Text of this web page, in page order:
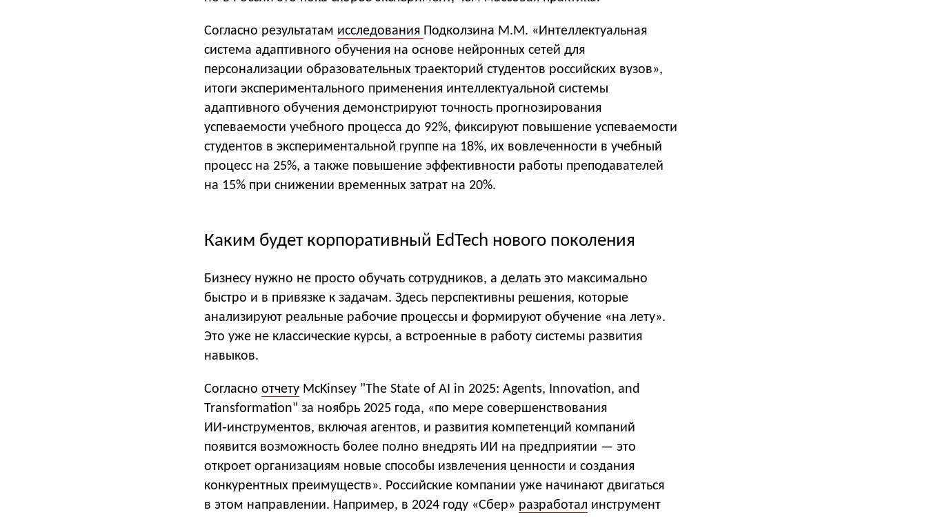
Согласно результатам исследования Подколзина М.М. «Интеллектуальная
система адаптивного обучения на основе нейронных сетей для
персонализации образовательных траекторий студентов российских вузов»,
итоги экспериментального применения интеллектуальной системы
адаптивного обучения демонстрируют точность прогнозирования
успеваемости учебного процесса до 92%, фиксируют повышение успеваемости
студентов в экспериментальной группе на 18%, их вовлеченности в учебный
процесс на 25%, а также повышение эффективности работы преподавателей
на 15% при снижении временных затрат на 20%.
Каким будет корпоративный EdTech нового поколения
Бизнесу нужно не просто обучать сотрудников, а делать это максимально
быстро и в привязке к задачам. Здесь перспективны решения, которые
анализируют реальные рабочие процессы и формируют обучение «на лету».
Это уже не классические курсы, а встроенные в работу системы развития
навыков.
Согласно отчету McKinsey "The State of AI in 2025: Agents, Innovation, and
Transformation" за ноябрь 2025 года, «по мере совершенствования
ИИ‑инструментов, включая агентов, и развития компетенций компаний
появится возможность более полно внедрять ИИ на предприятии — это
откроет организациям новые способы извлечения ценности и создания
конкурентных преимуществ». Российские компании уже начинают двигаться
в этом направлении. Например, в 2024 году «Сбер» разработал инструмент